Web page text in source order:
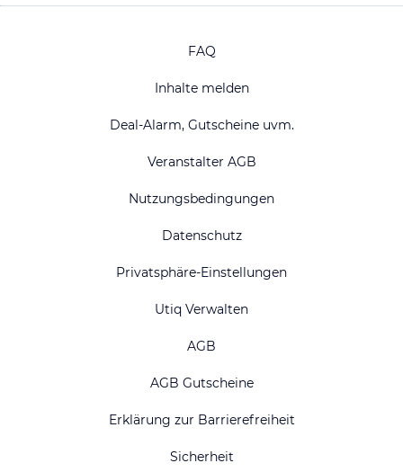
FAQ
Inhalte melden
Deal-Alarm, Gutscheine uvm.
Veranstalter AGB
Nutzungsbedingungen
Datenschutz
Privatsphäre-Einstellungen
Utiq Verwalten
AGB
AGB Gutscheine
Erklärung zur Barrierefreiheit
Sicherheit